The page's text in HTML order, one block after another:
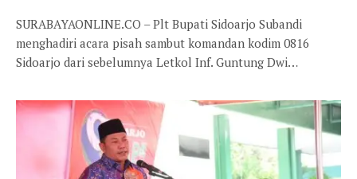
SURABAYAONLINE.CO – Plt Bupati Sidoarjo Subandi
menghadiri acara pisah sambut komandan kodim 0816
Sidoarjo dari sebelumnya Letkol Inf. Guntung Dwi…